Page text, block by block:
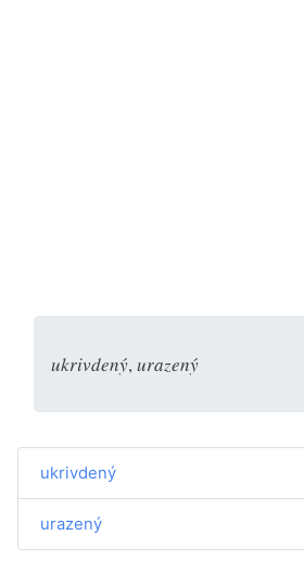
ukrivdený, urazený
ukrivdený
urazený